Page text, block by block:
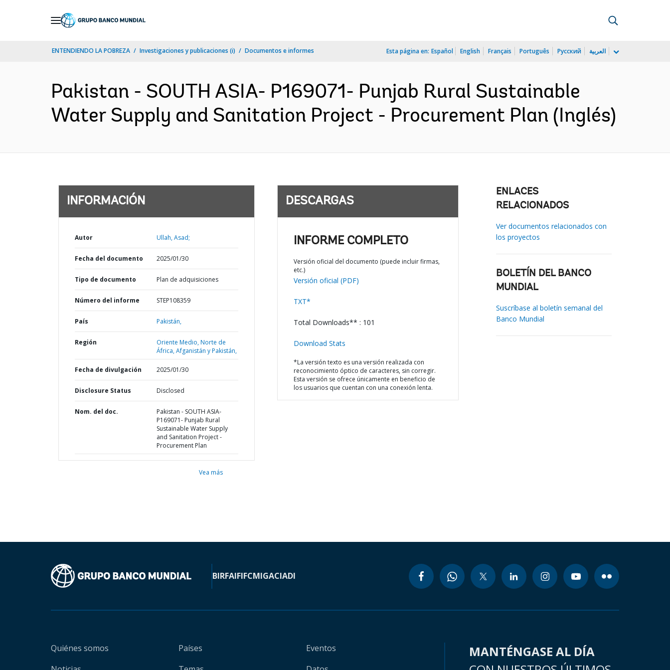
ENTENDIENDO LA POBREZA Investigaciones y publicaciones (i) Documentos e informes Esta página en: Español English Français Português Русский العربية
Pakistan - SOUTH ASIA- P169071- Punjab Rural Sustainable
Water Supply and Sanitation Project - Procurement Plan (Inglés)
INFORMACIÓN
Autor Ullah, Asad;
Fecha del documento 2025/01/30
Tipo de documento Plan de adquisiciones
Número del informe STEP108359
País Pakistán,
Región
Oriente Medio, Norte de
África, Afganistán y Pakistán,
Fecha de divulgación 2025/01/30
Disclosure Status Disclosed
Nom. del doc.
Pakistan - SOUTH ASIA-
P169071- Punjab Rural
Sustainable Water Supply
and Sanitation Project -
Procurement Plan
Vea más
DESCARGAS
INFORME COMPLETO
Versión oficial del documento (puede incluir firmas,
etc.)
Versión oficial (PDF)
TXT*
Total Downloads** : 101
Download Stats
*La versión texto es una versión realizada con
reconocimiento óptico de caracteres, sin corregir.
Esta versión se ofrece únicamente en beneficio de
los usuarios que cuentan con una conexión lenta.
ENLACES
RELACIONADOS
Ver documentos relacionados con
los proyectos
BOLETÍN DEL BANCO
MUNDIAL
Suscríbase al boletín semanal del
Banco Mundial
BIRFAIFIFCMIGACIADI
Quiénes somos
Países
Eventos
MANTÉNGASE AL DÍA